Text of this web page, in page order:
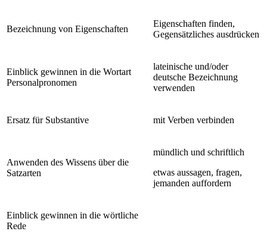
Bezeichnung von Eigenschaften
Eigenschaften finden,
Gegensätzliches ausdrücken
Einblick gewinnen in die Wortart
Personalpronomen
lateinische und/oder
deutsche Bezeichnung
verwenden
Ersatz für Substantive mit Verben verbinden
Anwenden des Wissens über die
Satzarten
mündlich und schriftlich
etwas aussagen, fragen,
jemanden auffordern
Einblick gewinnen in die wörtliche
Rede